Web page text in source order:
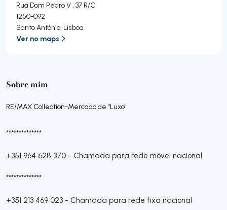
Sobre mim
RE/MAX Collection-Mercado de "Luxo"
**************
+351 964 628 370 - Chamada para rede móvel nacional
**************
+351 213 469 023 - Chamada para rede fixa nacional
Rua Dom Pedro V , 37 R/C
1250-092
Santo António, Lisboa
Ver no maps